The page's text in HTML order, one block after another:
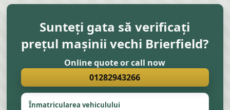
Sunteți gata să verificați
prețul mașinii vechi Brierfield?
Online quote or call now
01282943266
Înmatricularea vehiculului